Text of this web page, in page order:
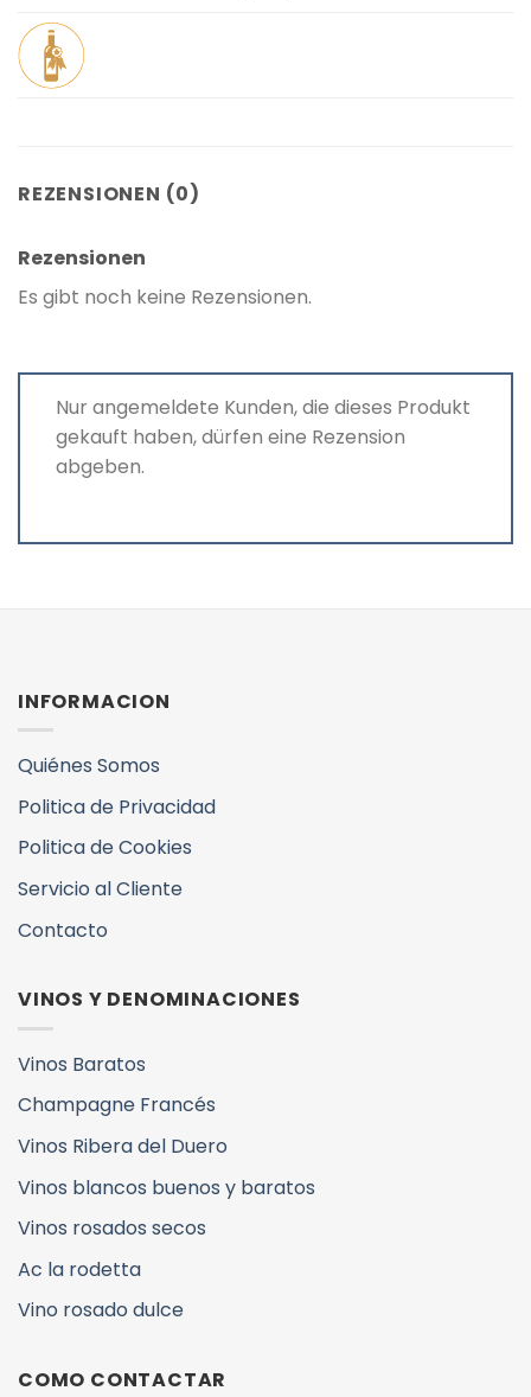
REZENSIONEN (0)
Rezensionen
Es gibt noch keine Rezensionen.
Nur angemeldete Kunden, die dieses Produkt
gekauft haben, dürfen eine Rezension
abgeben.
INFORMACION
Quiénes Somos
Politica de Privacidad
Politica de Cookies
Servicio al Cliente
Contacto
VINOS Y DENOMINACIONES
Vinos Baratos
Champagne Francés
Vinos Ribera del Duero
Vinos blancos buenos y baratos
Vinos rosados secos
Ac la rodetta
Vino rosado dulce
COMO CONTACTAR